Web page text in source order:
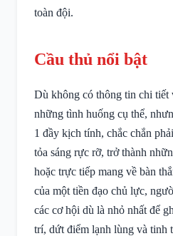
toàn đội.
Cầu thủ nổi bật
Dù không có thông tin chi tiết
những tình huống cụ thể,
1 đầy kịch tính, chắc chắn
tỏa sáng rực rỡ, trở thành
hoặc trực tiếp mang về bàn
của một tiền đạo chủ lực,
các cơ hội dù là nhỏ nhất để
trí, dứt điểm lạnh lùng và tinh